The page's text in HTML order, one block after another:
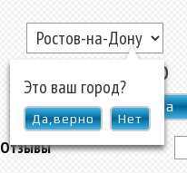
▲
Это ваш город?
Да,верно Нет
Круглосуточно
Online заявка
Отзывы